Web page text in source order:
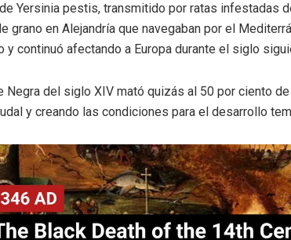
Yersinia pestis, transmitido por ratas infestadas
grano en Alejandría que navegaban por el
y continuó afectando a Europa durante el siglo
Negra del siglo XIV mató quizás al 50 por ciento
y creando las condiciones para el desarrollo